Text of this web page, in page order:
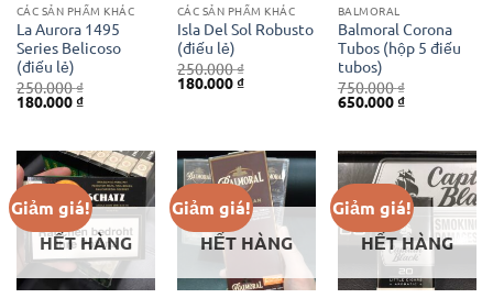
CÁC SẢN PHẨM KHÁC
La Aurora 1495
Series Belicoso
(điếu lẻ)
250.000₫
Giá
gốc
180.000₫Giá
180.000 ₫.
CÁC SẢN PHẨM KHÁC
Isla Del Sol Robusto
(điếu lẻ)
250.000₫
Giá
gốc
180.000₫Giá
BALMORAL
Balmoral Corona
Tubos (hộp 5 điếu
tubos)
750.000₫
Giá
gốc
650.000₫Giá
650.000 ₫.
Giảm giá!
HẾT HÀNG
Giảm giá!
HẾT HÀNG
Giảm giá!
HẾT HÀNG